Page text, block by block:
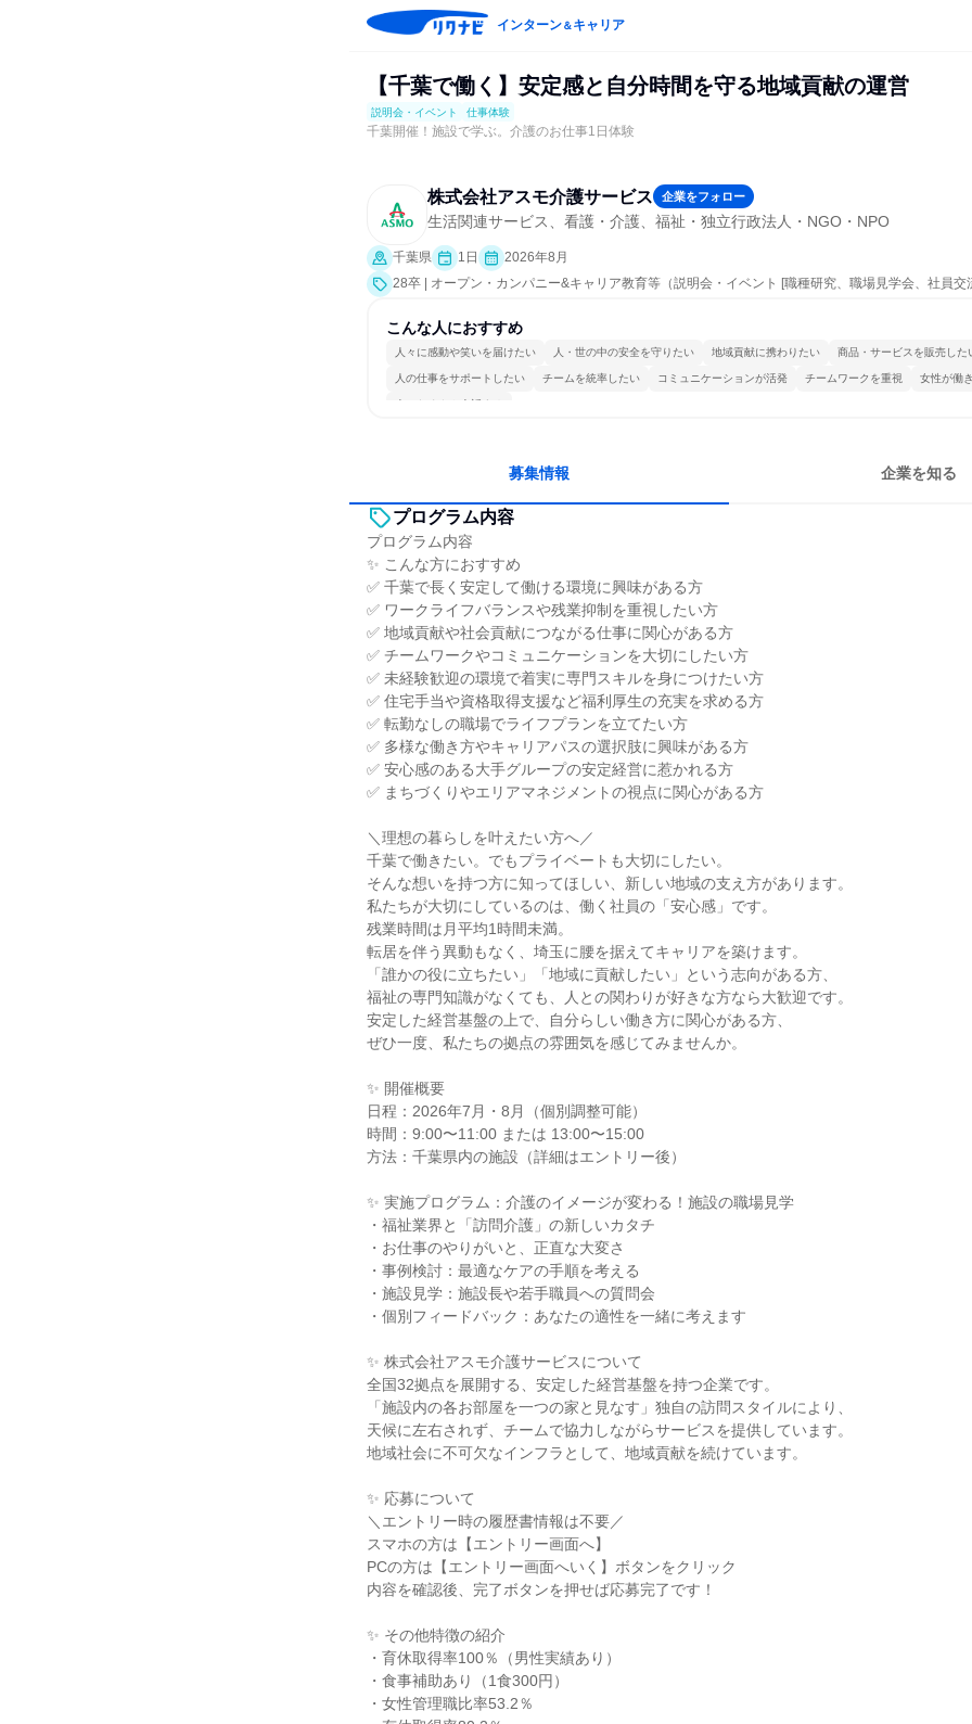
インターン＆キャリア
【千葉で働く】安定感と自分時間を守る地域貢献の運営
説明会・イベント 仕事体験
千葉開催！施設で学ぶ。介護のお仕事1日体験
株式会社アスモ介護サービス 企業をフォロー
生活関連サービス、看護・介護、福祉・独立行政法人・NGO・NPO
千葉県 1日
2026年8月
28卒 | オープン・カンパニー&キャリア教育等（説明会・イベント [職種研究、職場見学会、社員交
こんな人におすすめ
人々に感動や笑いを届けたい 人・世の中の安全を守りたい 地域貢献に携わりたい 商品・サービスを販売した
人の仕事をサポートしたい チームを統率したい コミュニケーションが活発 チームワークを重視 女性が働
人とたくさん会話する
募集情報 企業を知る
プログラム内容
プログラム内容
✨ こんな方におすすめ
✅ 千葉で長く安定して働ける環境に興味がある方
✅ ワークライフバランスや残業抑制を重視したい方
✅ 地域貢献や社会貢献につながる仕事に関心がある方
✅ チームワークやコミュニケーションを大切にしたい方
✅ 未経験歓迎の環境で着実に専門スキルを身につけたい方
✅ 住宅手当や資格取得支援など福利厚生の充実を求める方
✅ 転勤なしの職場でライフプランを立てたい方
✅ 多様な働き方やキャリアパスの選択肢に興味がある方
✅ 安心感のある大手グループの安定経営に惹かれる方
✅ まちづくりやエリアマネジメントの視点に関心がある方
＼理想の暮らしを叶えたい方へ／
千葉で働きたい。でもプライベートも大切にしたい。
そんな想いを持つ方に知ってほしい、新しい地域の支え方があります。
私たちが大切にしているのは、働く社員の「安心感」です。
残業時間は月平均1時間未満。
転居を伴う異動もなく、埼玉に腰を据えてキャリアを築けます。
「誰かの役に立ちたい」「地域に貢献したい」という志向がある方、
福祉の専門知識がなくても、人との関わりが好きな方なら大歓迎です。
安定した経営基盤の上で、自分らしい働き方に関心がある方、
ぜひ一度、私たちの拠点の雰囲気を感じてみませんか。
✨ 開催概要
日程：2026年7月・8月（個別調整可能）
時間：9:00〜11:00 または 13:00〜15:00
方法：千葉県内の施設（詳細はエントリー後）
✨ 実施プログラム：介護のイメージが変わる！施設の職場見学
・福祉業界と「訪問介護」の新しいカタチ
・お仕事のやりがいと、正直な大変さ
・事例検討：最適なケアの手順を考える
・施設見学：施設長や若手職員への質問会
・個別フィードバック：あなたの適性を一緒に考えます
✨ 株式会社アスモ介護サービスについて
全国32拠点を展開する、安定した経営基盤を持つ企業です。
「施設内の各お部屋を一つの家と見なす」独自の訪問スタイルにより、
天候に左右されず、チームで協力しながらサービスを提供しています。
地域社会に不可欠なインフラとして、地域貢献を続けています。
✨ 応募について
＼エントリー時の履歴書情報は不要／
スマホの方は【エントリー画面へ】
PCの方は【エントリー画面へいく】ボタンをクリック
内容を確認後、完了ボタンを押せば応募完了です！
✨ その他特徴の紹介
・育休取得率100％（男性実績あり）
・食事補助あり（1食300円）
・女性管理職比率53.2％